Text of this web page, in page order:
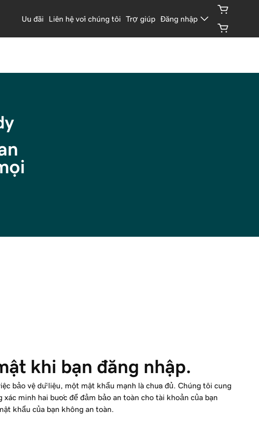
Ưu đãi Liên hệ với chúng tôi Trợ giúp Đăng nhập
khi bạn đăng nhập.
bảo vệ dữ liệu, một mật khẩu mạnh là chưa đủ. Chúng tôi cung
xác minh hai bước để đảm bảo an toàn cho tài khoản của bạn
khẩu của bạn không an toàn.